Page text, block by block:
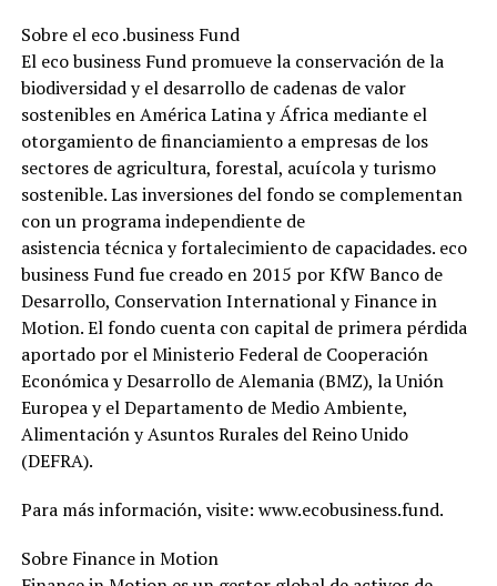
Sobre el eco .business Fund
El eco business Fund promueve la conservación de la
biodiversidad y el desarrollo de cadenas de valor
sostenibles en América Latina y África mediante el
otorgamiento de financiamiento a empresas de los
sectores de agricultura, forestal, acuícola y turismo
sostenible. Las inversiones del fondo se complementan
con un programa independiente de
asistencia técnica y fortalecimiento de capacidades. eco
business Fund fue creado en 2015 por KfW Banco de
Desarrollo, Conservation International y Finance in
Motion. El fondo cuenta con capital de primera pérdida
aportado por el Ministerio Federal de Cooperación
Económica y Desarrollo de Alemania (BMZ), la Unión
Europea y el Departamento de Medio Ambiente,
Alimentación y Asuntos Rurales del Reino Unido
(DEFRA).
Para más información, visite: www.ecobusiness.fund.
Sobre Finance in Motion